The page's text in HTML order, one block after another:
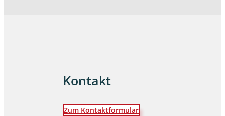
Kontakt
Zum Kontaktformular